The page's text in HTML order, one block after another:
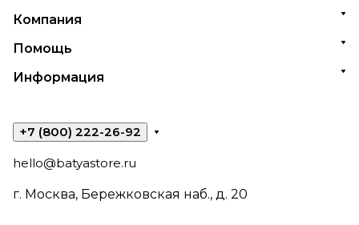
Компания
Помощь
Информация
+7 (800) 222-26-92
hello@batyastore.ru
г. Москва, Бережковская наб., д. 20